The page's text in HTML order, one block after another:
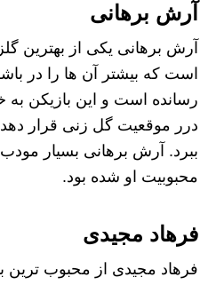
آرش برهانی
آرش برهانی یکی از بهترین
است که بیشتر آن ها را در
رسانده است و این بازیکن به
درر موقعیت گل زنی قرار
ببرد. آرش برهانی بسیار
محبوبیت او شده بود.
فرهاد مجیدی
فرهاد مجیدی از محبوب ترین